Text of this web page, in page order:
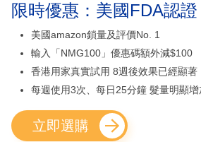
限時優惠：美國FDA認
美國amazon鎖量及評價No. 1
輸入「NMG100」優惠碼額外減$100
香港用家真實試用 8週後效果已經顯著
每週使用3次、每日25分鐘 髮量明顯增
立即選購